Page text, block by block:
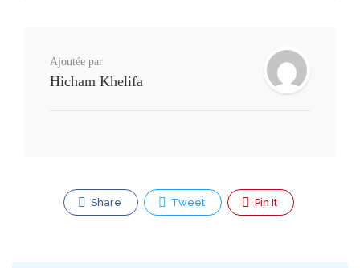
Ajoutée par
Hicham Khelifa
Share Tweet Pin It